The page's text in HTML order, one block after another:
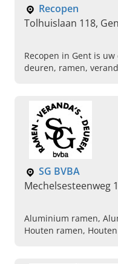
Recopen
Tolhuislaan 118,
Recopen in Gent is
deuren, ramen,
SG BVBA
Mechelsesteenweg
Aluminium ramen,
Houten ramen,